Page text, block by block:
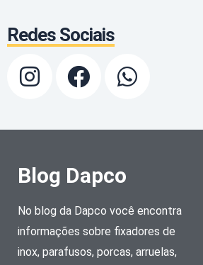
Redes Sociais
Blog Dapco
No blog da Dapco você encontra
informações sobre fixadores de
inox, parafusos, porcas, arruelas,